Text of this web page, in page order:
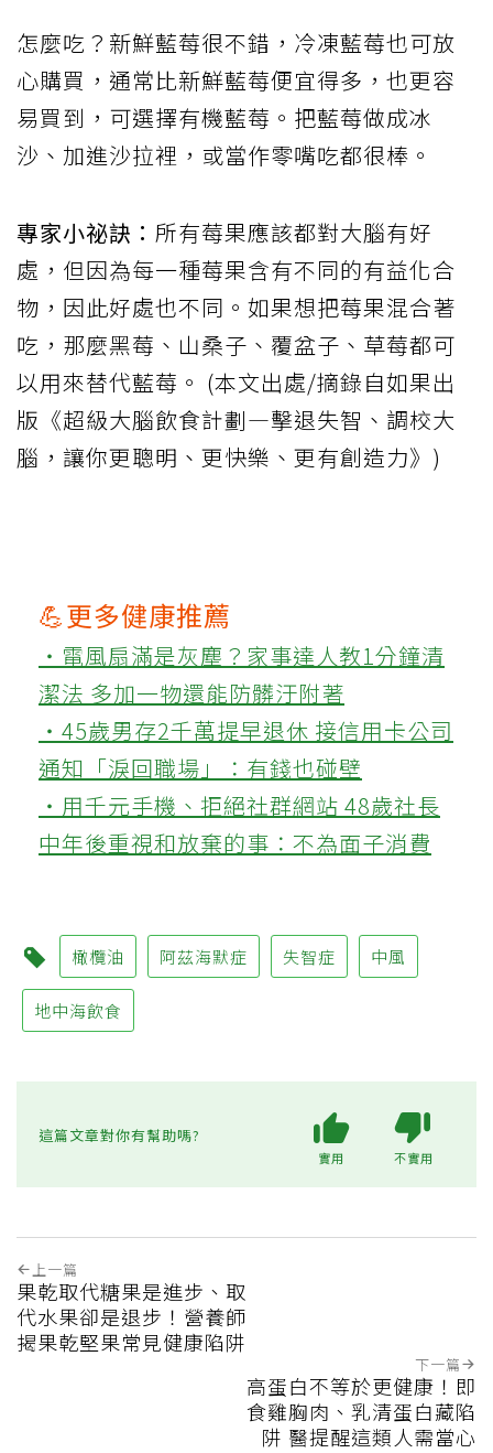
怎麼吃？新鮮藍莓很不錯，冷凍藍莓也可放
心購買，通常比新鮮藍莓便宜得多，也更容
易買到，可選擇有機藍莓。把藍莓做成冰
沙、加進沙拉裡，或當作零嘴吃都很棒。
專家小祕訣： 所有莓果應該都對大腦有好
處，但因為每一種莓果含有不同的有益化合
物，因此好處也不同。如果想把莓果混合著
吃，那麼黑莓、山桑子、覆盆子、草莓都可
以用來替代藍莓。 (本文出處/摘錄自如果出
版《超級大腦飲食計劃—擊退失智、調校大
腦，讓你更聰明、更快樂、更有創造力》)
💪更多健康推薦
‧電風扇滿是灰塵？家事達人教1分鐘清
潔法 多加一物還能防髒汙附著
‧45歲男存2千萬提早退休 接信用卡公司
通知「淚回職場」：有錢也碰壁
‧用千元手機、拒絕社群網站 48歲社長
中年後重視和放棄的事：不為面子消費
橄欖油 阿茲海默症 失智症 中風
地中海飲食
這篇文章對你有幫助嗎?
實用 不實用
上一篇
果乾取代糖果是進步、取
代水果卻是退步！營養師
揭果乾堅果常見健康陷阱
下一篇
高蛋白不等於更健康！即
食雞胸肉、乳清蛋白藏陷
阱 醫提醒這類人需當心